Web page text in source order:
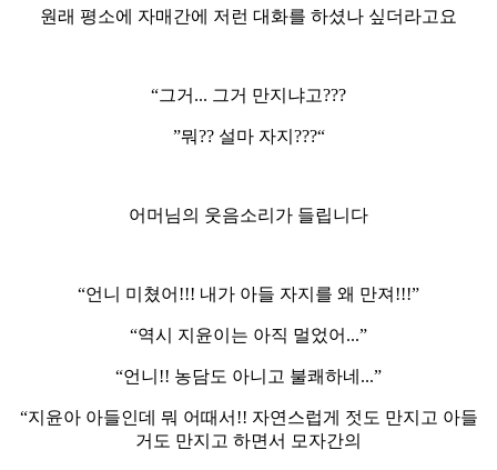
원래 평소에 자매간에 저런 대화를 하셨나 싶더라고요
“그거... 그거 만지냐고???
”뭐?? 설마 자지???“
어머님의 웃음소리가 들립니다
“언니 미쳤어!!! 내가 아들 자지를 왜 만져!!!”
“역시 지윤이는 아직 멀었어...”
“언니!! 농담도 아니고 불쾌하네...”
“지윤아 아들인데 뭐 어때서!! 자연스럽게 젓도 만지고 아들
거도 만지고 하면서 모자간의